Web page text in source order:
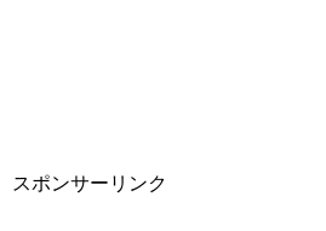
スポンサーリンク